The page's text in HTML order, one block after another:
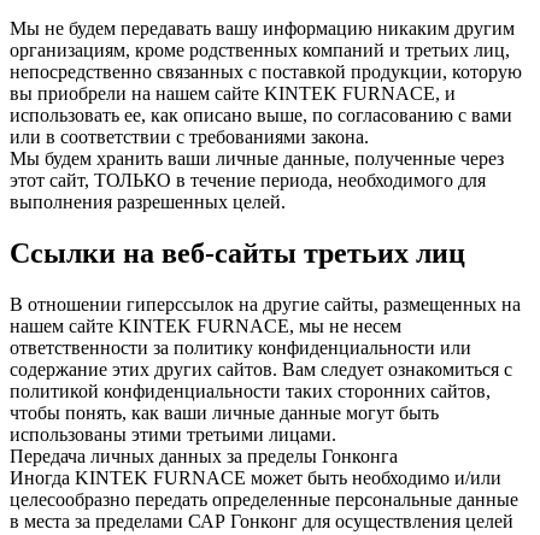
Мы не будем передавать вашу информацию никаким другим
организациям, кроме родственных компаний и третьих лиц,
непосредственно связанных с поставкой продукции, которую
вы приобрели на нашем сайте KINTEK FURNACE, и
использовать ее, как описано выше, по согласованию с вами
или в соответствии с требованиями закона.
Мы будем хранить ваши личные данные, полученные через
этот сайт, ТОЛЬКО в течение периода, необходимого для
выполнения разрешенных целей.
Ссылки на веб-сайты третьих лиц
В отношении гиперссылок на другие сайты, размещенных на
нашем сайте KINTEK FURNACE, мы не несем
ответственности за политику конфиденциальности или
содержание этих других сайтов. Вам следует ознакомиться с
политикой конфиденциальности таких сторонних сайтов,
чтобы понять, как ваши личные данные могут быть
использованы этими третьими лицами.
Передача личных данных за пределы Гонконга
Иногда KINTEK FURNACE может быть необходимо и/или
целесообразно передать определенные персональные данные
в места за пределами САР Гонконг для осуществления целей